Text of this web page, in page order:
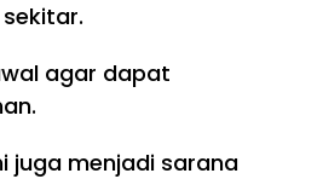
agar dapat
juga menjadi sarana